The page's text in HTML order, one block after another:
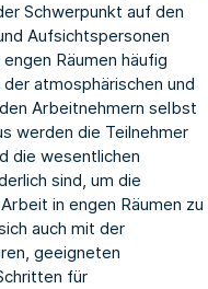
Schwerpunkt auf den
Aufsichtspersonen
Räumen häufig
atmosphärischen und
Arbeitnehmern selbst
werden die Teilnehmer
die wesentlichen
sind, um die
in engen Räumen zu
auch mit der
geeigneten
für